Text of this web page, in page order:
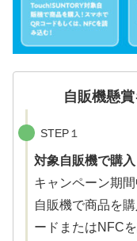
自販機懸
STEP１
対象自販機で購入
キャンペーン期
自販機で商品を
ードまたはNFC